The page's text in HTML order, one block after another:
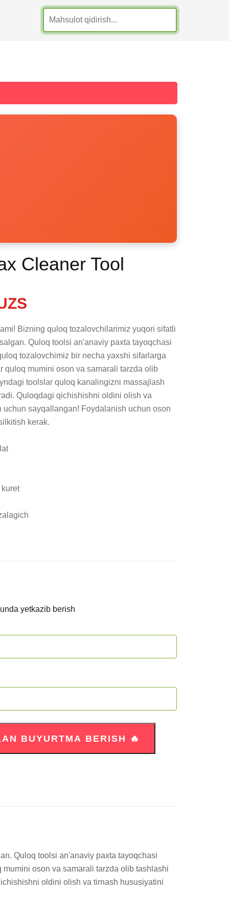
Cleaner Tool
Bizning quloq tozalovchilarimiz yuqori sifatli
Quloq toolsi an'anaviy paxta tayoqchasi
tozalovchimiz bir necha yaxshi sifarlarga
quloq mumini oson va samarali tarzda olib
toolslar quloq kanalingizni massajlash
Quloqdagi qichishishni oldini olish va
sayqallangan! Foydalanish uchun oson
kerak.
yetkazib berish
Quloq toolsi an'anaviy paxta tayoqchasi
oson va samarali tarzda olib tashlashi
oldini olish va tirnash hususiyatini